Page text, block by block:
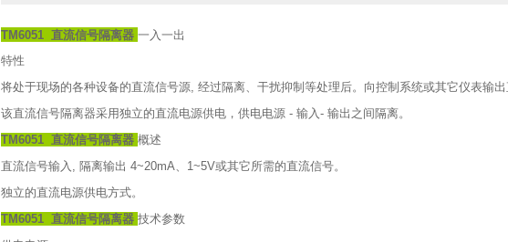
TM6051 直流信号隔离器 一入一出
特性
将处于现场的各种设备的直流信号源, 经过隔离、干扰抑制等处理后。向控制系统或其它仪表输出
该直流信号隔离器采用独立的直流电源供电，供电电源 - 输入- 输出之间隔离。
TM6051 直流信号隔离器 概述
直流信号输入, 隔离输出 4~20mA、1~5V或其它所需的直流信号。
独立的直流电源供电方式。
TM6051 直流信号隔离器 技术参数